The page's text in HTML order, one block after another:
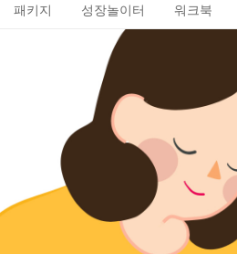
패키지 성장놀이터 워크북